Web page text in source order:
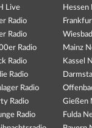
Live
Radio
Radio
Radio
Radio
Radio
Radio
Radio
Radio
Hessen
Mainz
Kassel
Gießen
Fulda